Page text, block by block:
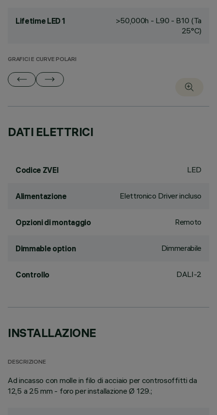
Lifetime LED 1
>50,000h - L90 - B10 (Ta
25°C)
GRAFICI E CURVE POLARI
DATI ELETTRICI
Codice ZVEI LED
Alimentazione Elettronico Driver incluso
Opzioni di montaggio Remoto
Dimmable option Dimmerabile
Controllo DALI-2
INSTALLAZIONE
DESCRIZIONE
Ad incasso con molle in filo di acciaio per controsoffitti da
12,5 a 25 mm - foro per installazione Ø 129.;